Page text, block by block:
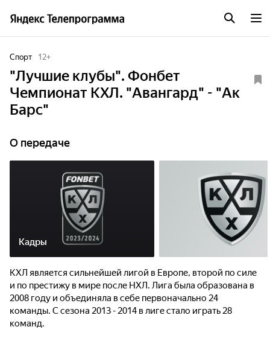
Спорт 12+
"Лучшие клубы". Фонбет
Чемпионат КХЛ. "Авангард" - "Ак
Барс"
О передаче
Кадры
КХЛ является сильнейшей лигой в Европе, второй по силе
и по престижу в мире после НХЛ. Лига была образована в
2008 году и объединяла в себе первоначально 24
команды. С сезона 2013 - 2014 в лиге стало играть 28
команд.